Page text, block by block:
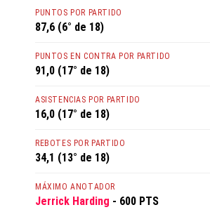
PUNTOS POR PARTIDO
87,6 (6° de 18)
PUNTOS EN CONTRA POR PARTIDO
91,0 (17° de 18)
ASISTENCIAS POR PARTIDO
16,0 (17° de 18)
REBOTES POR PARTIDO
34,1 (13° de 18)
MÁXIMO ANOTADOR
Jerrick Harding - 600 PTS